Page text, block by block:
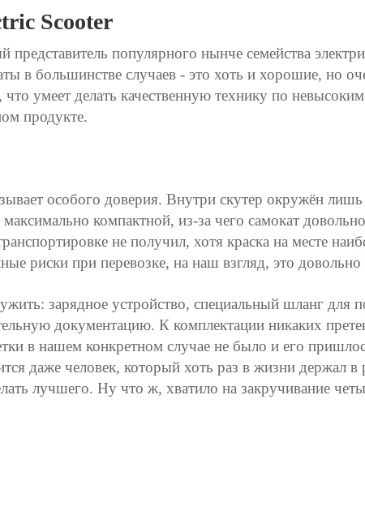
Scooter
популярного нынче семейства
в большинстве случаев - это хоть и хорошие, но
умеет делать качественную технику по
продукте.
особого доверия. Внутри скутер окружён
компактной, из-за чего самокат
не получил, хотя краска на месте
риски при перевозке, на наш взгляд, это
зарядное устройство, специальный шланг для
документацию. К комплектации никаких
в нашем конкретном случае не было и его
даже человек, который хоть раз в жизни держал
лучшего. Ну что ж, хватило на закручивание